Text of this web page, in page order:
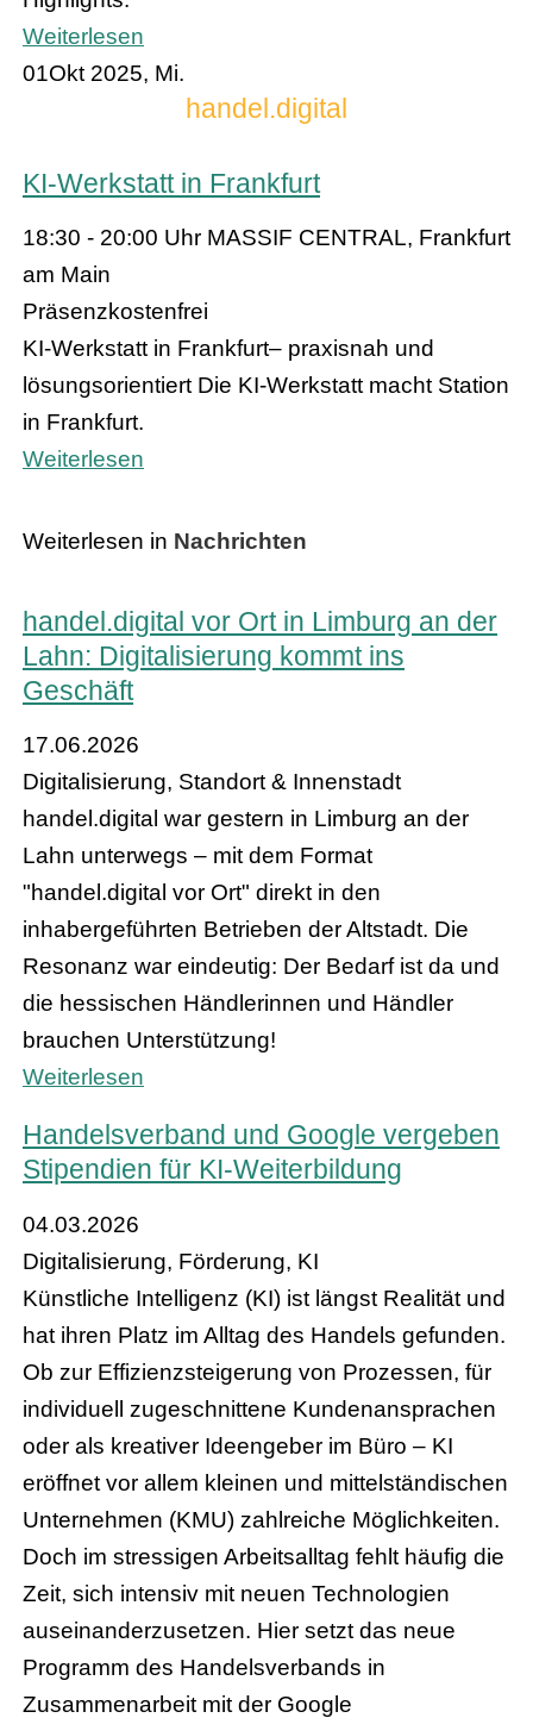
Weiterlesen
01Okt 2025, Mi.
handel.digital
KI-Werkstatt in Frankfurt
18:30 - 20:00 Uhr MASSIF CENTRAL, Frankfurt
am Main
Präsenzkostenfrei
KI-Werkstatt in Frankfurt– praxisnah und
lösungsorientiert Die KI-Werkstatt macht Station
in Frankfurt.
Weiterlesen
Weiterlesen in Nachrichten
handel.digital vor Ort in Limburg an der
Lahn: Digitalisierung kommt ins
Geschäft
17.06.2026
Digitalisierung, Standort & Innenstadt
handel.digital war gestern in Limburg an der
Lahn unterwegs – mit dem Format
"handel.digital vor Ort" direkt in den
inhabergeführten Betrieben der Altstadt. Die
Resonanz war eindeutig: Der Bedarf ist da und
die hessischen Händlerinnen und Händler
brauchen Unterstützung!
Weiterlesen
Handelsverband und Google vergeben
Stipendien für KI-Weiterbildung
04.03.2026
Digitalisierung, Förderung, KI
Künstliche Intelligenz (KI) ist längst Realität und
hat ihren Platz im Alltag des Handels gefunden.
Ob zur Effizienzsteigerung von Prozessen, für
individuell zugeschnittene Kundenansprachen
oder als kreativer Ideengeber im Büro – KI
eröffnet vor allem kleinen und mittelständischen
Unternehmen (KMU) zahlreiche Möglichkeiten.
Doch im stressigen Arbeitsalltag fehlt häufig die
Zeit, sich intensiv mit neuen Technologien
auseinanderzusetzen. Hier setzt das neue
Programm des Handelsverbands in
Zusammenarbeit mit der Google